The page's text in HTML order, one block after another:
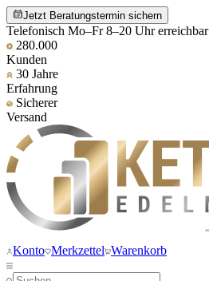
Jetzt Beratungstermin sichern
Telefonisch Mo–Fr 8–20 Uhr erreichbar
280.000
Kunden
30 Jahre
Erfahrung
Sicherer
Versand
Konto Merkzettel Warenkorb